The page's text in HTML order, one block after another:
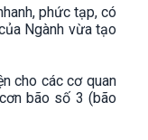
phức tạp, có
Ngành vừa tạo
cho các cơ quan
bão số 3 (bão